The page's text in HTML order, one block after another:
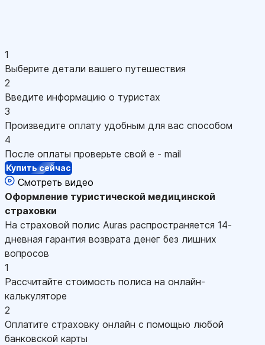
1
Выберите детали вашего путешествия
2
Введите информацию о туристах
3
Произведите оплату удобным для вас способом
4
После оплаты проверьте свой e - mail
Купить сейчас
Смотреть видео
Оформление туристической медицинской
страховки
На страховой полис Auras распространяется 14-
дневная гарантия возврата денег без лишних
вопросов
1
Рассчитайте стоимость полиса на онлайн-
калькуляторе
2
Оплатите страховку онлайн с помощью любой
банковской карты